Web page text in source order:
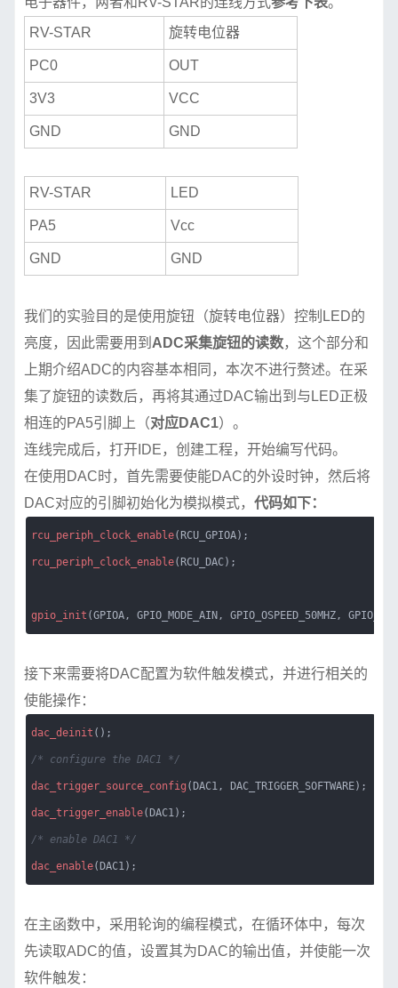
RV-STAR
旋转电位器
PC0 OUT
3V3 VCC
GND GND
RV-STAR LED
PA5 Vcc
GND GND
我们的实验目的是使用旋钮（旋转电位器）控制LED的
亮度，因此需要用到 ADC采集旋钮的读数，这个部分和
上期介绍ADC的内容基本相同，本次不进行赘述。在采
集了旋钮的读数后，再将其通过DAC输出到与LED正极
相连的PA5引脚上（对应DAC1）。
连线完成后，打开IDE，创建工程，开始编写代码。
在使用DAC时，首先需要使能DAC的外设时钟，然后将
DAC对应的引脚初始化为模拟模式， 代码如下：
rcu_periph_clock_enable(RCU_GPIOA);
rcu_periph_clock_enable(RCU_DAC);
gpio_init (GPIOA, GPIO_MODE_AIN, GPIO_OSPEED_50MHZ,
接下来需要将DAC配置为软件触发模式，并进行相关的
使能操作：
dac_deinit ();
/* configure the DAC1 */
dac_trigger_source_config (DAC1, DAC_TRIGGER_SOFTWARE);
dac_trigger_enable(DAC1);
/* enable DAC1 */
dac_enable(DAC1);
在主函数中，采用轮询的编程模式，在循环体中，每次
先读取ADC的值，设置其为DAC的输出值，并使能一次
软件触发：